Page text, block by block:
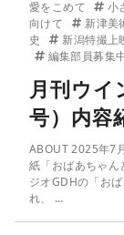
愛をこめて
小
向けて
新津美
史
新潟特撮上
編集部員募集
月刊ウ
号）内容
ABOUT 2025年7
紙「おばあちゃん
ジオGDHの「お
れ、 …